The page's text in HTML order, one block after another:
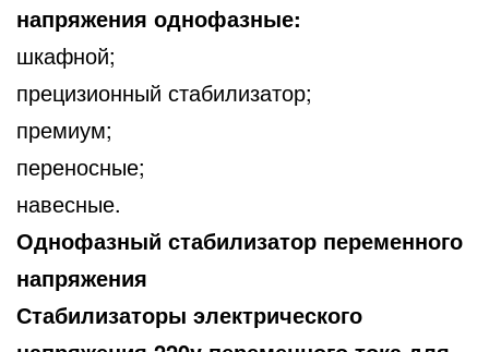
напряжения однофазные:
шкафной;
прецизионный стабилизатор;
премиум;
переносные;
навесные.
Однофазный стабилизатор переменного
напряжения
Стабилизаторы электрического